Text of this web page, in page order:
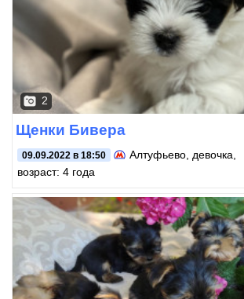
2
Щенки Бивера
09.09.2022 в 18:50 Алтуфьево, девочка,
возраст: 4 года